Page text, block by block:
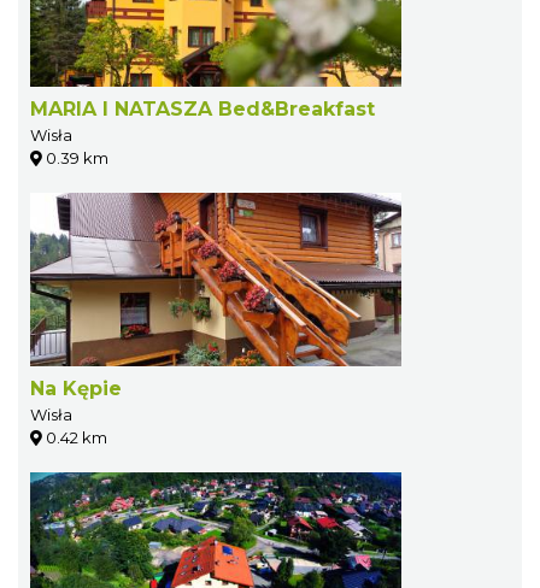
MARIA I NATASZA Bed&Breakfast
Wisła
0.39 km
Na Kępie
Wisła
0.42 km